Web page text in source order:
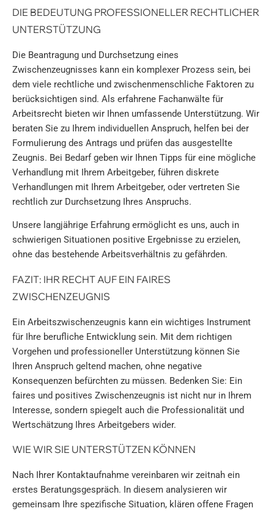
DIE BEDEUTUNG PROFESSIONELLER RECHTLICHER
UNTERSTÜTZUNG
Die Beantragung und Durchsetzung eines
Zwischenzeugnisses kann ein komplexer Prozess sein, bei
dem viele rechtliche und zwischenmenschliche Faktoren zu
berücksichtigen sind. Als erfahrene Fachanwälte für
Arbeitsrecht bieten wir Ihnen umfassende Unterstützung. Wir
beraten Sie zu Ihrem individuellen Anspruch, helfen bei der
Formulierung des Antrags und prüfen das ausgestellte
Zeugnis. Bei Bedarf geben wir Ihnen Tipps für eine mögliche
Verhandlung mit Ihrem Arbeitgeber, führen diskrete
Verhandlungen mit Ihrem Arbeitgeber, oder vertreten Sie
rechtlich zur Durchsetzung Ihres Anspruchs.
Unsere langjährige Erfahrung ermöglicht es uns, auch in
schwierigen Situationen positive Ergebnisse zu erzielen,
ohne das bestehende Arbeitsverhältnis zu gefährden.
FAZIT: IHR RECHT AUF EIN FAIRES
ZWISCHENZEUGNIS
Ein Arbeitszwischenzeugnis kann ein wichtiges Instrument
für Ihre berufliche Entwicklung sein. Mit dem richtigen
Vorgehen und professioneller Unterstützung können Sie
Ihren Anspruch geltend machen, ohne negative
Konsequenzen befürchten zu müssen. Bedenken Sie: Ein
faires und positives Zwischenzeugnis ist nicht nur in Ihrem
Interesse, sondern spiegelt auch die Professionalität und
Wertschätzung Ihres Arbeitgebers wider.
WIE WIR SIE UNTERSTÜTZEN KÖNNEN
Nach Ihrer Kontaktaufnahme vereinbaren wir zeitnah ein
erstes Beratungsgespräch. In diesem analysieren wir
gemeinsam Ihre spezifische Situation, klären offene Fragen